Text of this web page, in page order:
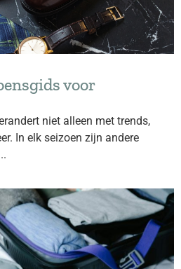
voor
niet alleen met trends,
In elk seizoen zijn andere